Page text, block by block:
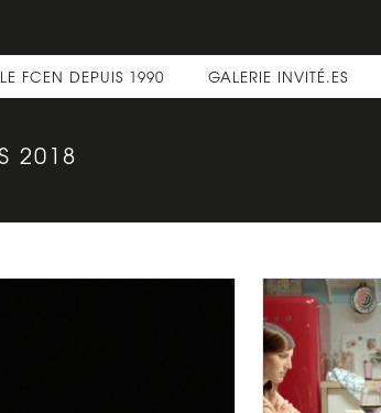
LE FCEN DEPUIS 1990 GALERIE INVITÉ.ES
2018